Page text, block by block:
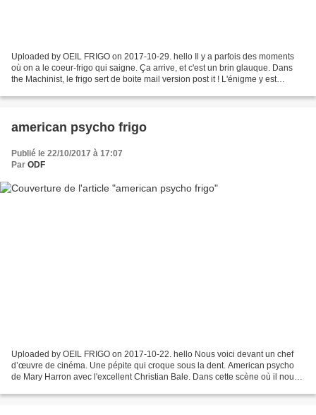
Uploaded by OEIL FRIGO on 2017-10-29. hello Il y a parfois des moments
où on a le coeur-frigo qui saigne. Ça arrive, et c'est un brin glauque. Dans
the Machinist, le frigo sert de boite mail version post it ! L'énigme y est
american psycho frigo
Publié le 22/10/2017 à 17:07
Par ODF
Uploaded by OEIL FRIGO on 2017-10-22. hello Nous voici devant un chef
d’œuvre de cinéma. Une pépite qui croque sous la dent. American psycho
de Mary Harron avec l'excellent Christian Bale. Dans cette scène où il nous